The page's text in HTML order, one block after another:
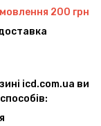
200 грн
icd.com.ua ви